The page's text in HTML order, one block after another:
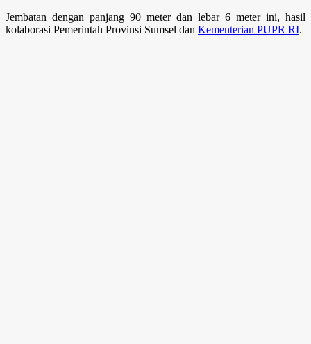
Jembatan dengan panjang 90 meter dan lebar 6 meter ini, hasil
kolaborasi Pemerintah Provinsi Sumsel dan Kementerian PUPR RI.